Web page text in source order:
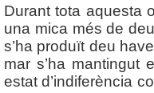
Durant tota aquesta
una mica més de
s’ha produït deu
mar s’ha mantingut
estat d’indiferència